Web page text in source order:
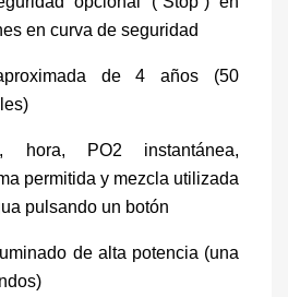
en curva de seguridad
de 4 años (50
hora, PO2 instantánea,
permitida y mezcla utilizada
pulsando un botón
de alta potencia (una